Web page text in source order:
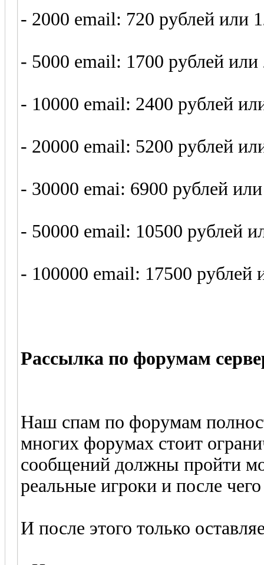
- 2000 email: 720 рублей или
- 5000 email: 1700 рублей или
- 10000 email: 2400 рублей
- 20000 email: 5200 рублей
- 30000 emai: 6900 рублей
- 50000 email: 10500 рублей
- 100000 email: 17500 рублей
Рассылка по форумам
Наш спам по форумам
многих форумах стоит
сообщений должны пройти
реальные игроки и после
И после этого только